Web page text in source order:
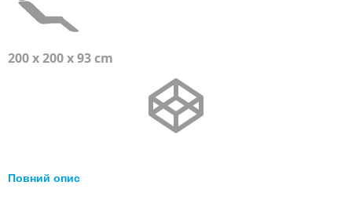
200 x 200 x 93 cm
Повний опис